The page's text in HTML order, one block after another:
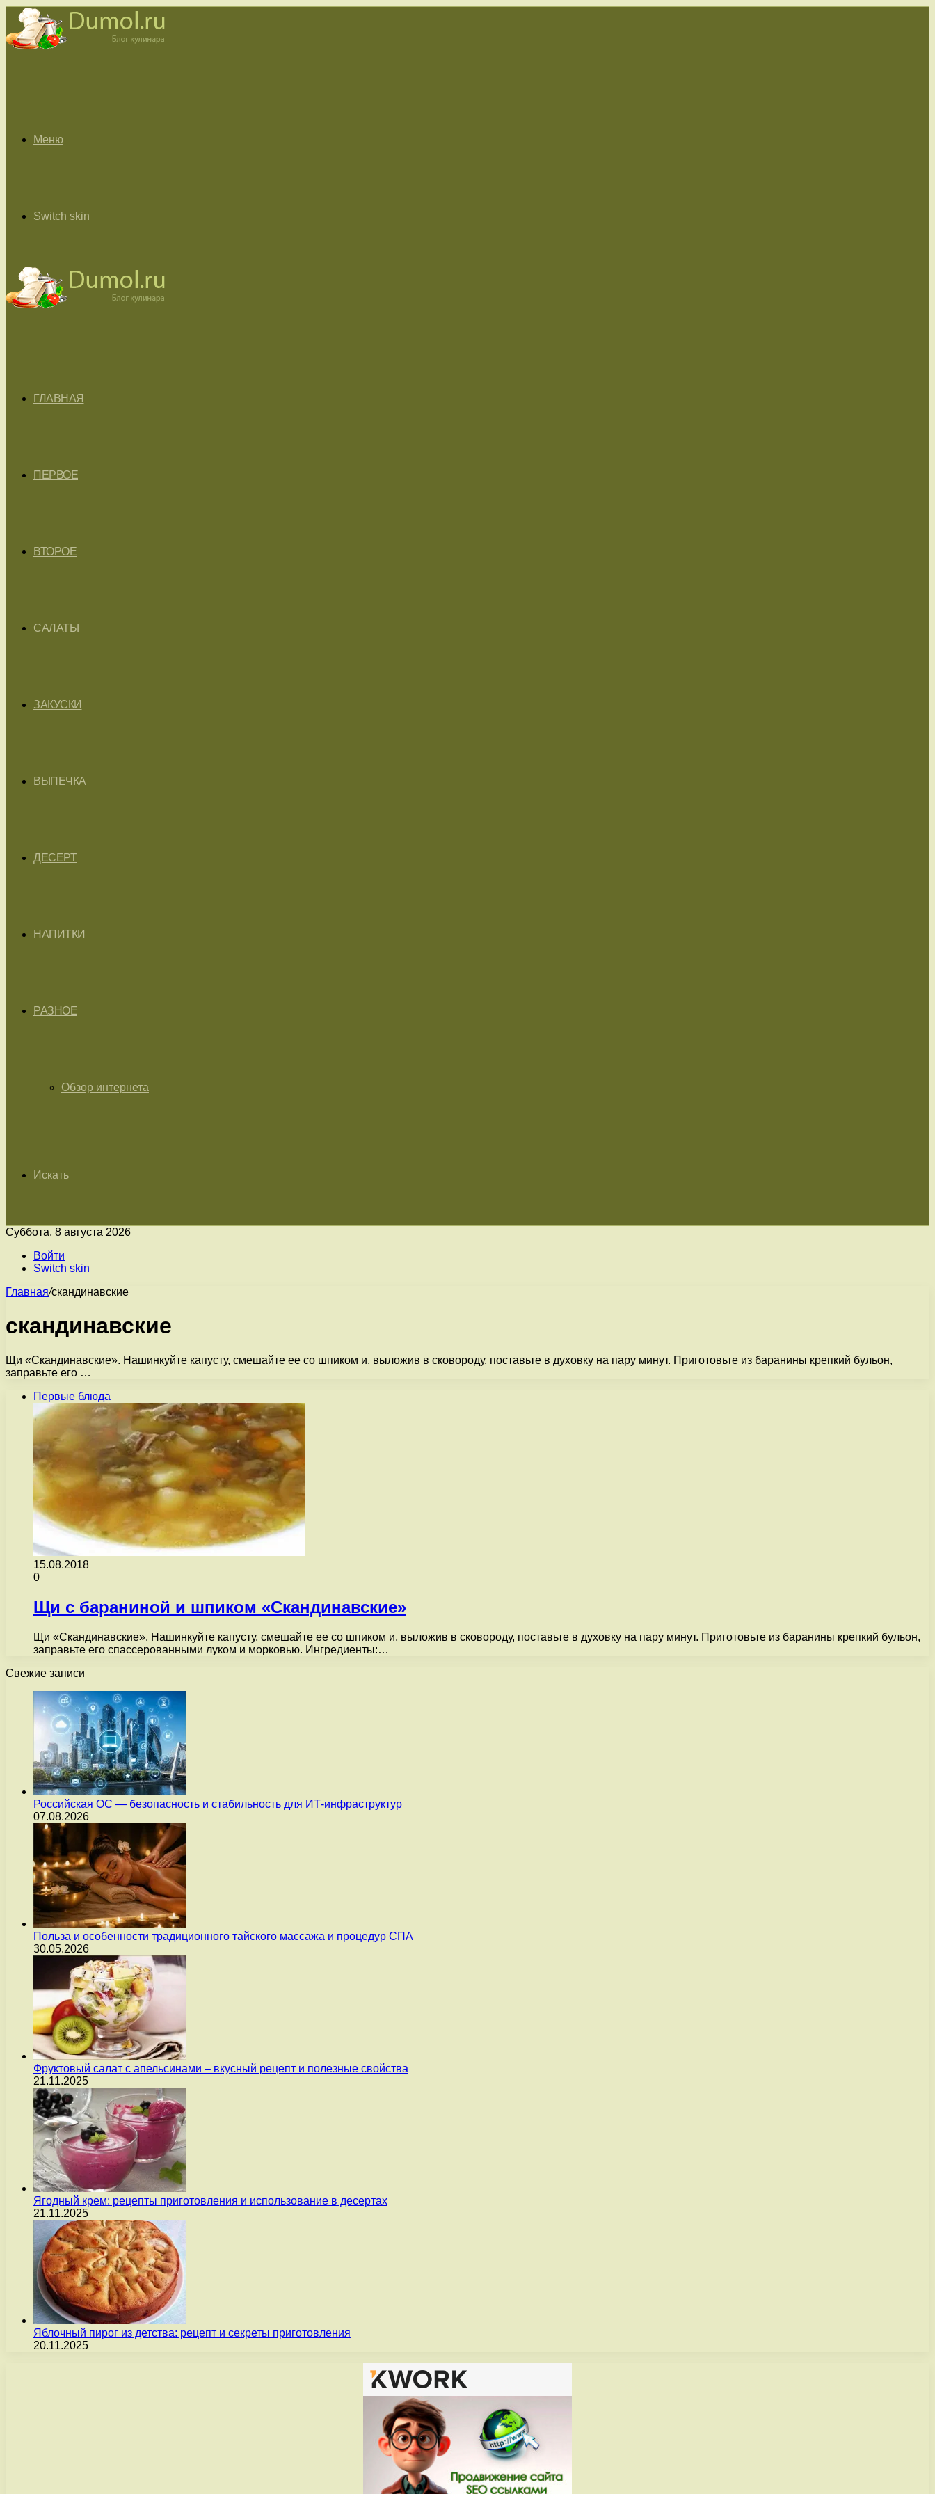
Меню
Switch skin
ГЛАВНАЯ
ПЕРВОЕ
ВТОРОЕ
САЛАТЫ
ЗАКУСКИ
ВЫПЕЧКА
ДЕСЕРТ
НАПИТКИ
РАЗНОЕ
Обзор интернета
Искать
Суббота, 8 августа 2026
Войти
Switch skin
Главная/скандинавские
скандинавские
Щи «Скандинавские». Нашинкуйте капусту, смешайте ее со шпиком и, выложив в сковороду, поставьте в духовку на пару минут. Приготовьте из баранины крепкий бульон,
заправьте его …
Первые блюда
15.08.2018
0
Щи с бараниной и шпиком «Скандинавские»
Щи «Скандинавские». Нашинкуйте капусту, смешайте ее со шпиком и, выложив в сковороду, поставьте в духовку на пару минут. Приготовьте из баранины крепкий бульон,
заправьте его спассерованными луком и морковью. Ингредиенты:…
Свежие записи
Российская ОС — безопасность и стабильность для ИТ-инфраструктур
07.08.2026
Польза и особенности традиционного тайского массажа и процедур СПА
30.05.2026
Фруктовый салат с апельсинами – вкусный рецепт и полезные свойства
21.11.2025
Ягодный крем: рецепты приготовления и использование в десертах
21.11.2025
Яблочный пирог из детства: рецепт и секреты приготовления
20.11.2025